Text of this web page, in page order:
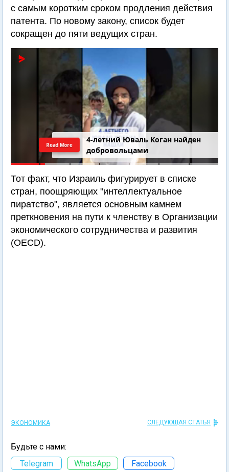
с самым коротким сроком продления действия
патента. По новому закону, список будет
сокращен до пяти ведущих стран.
4-летний Юваль Коган найден
добровольцами
Read More
Тот факт, что Израиль фигурирует в списке
стран, поощряющих "интеллектуальное
пиратство", является основным камнем
преткновения на пути к членству в Организации
экономического сотрудничества и развития
(OECD).
ЭКОНОМИКА СЛЕДУЮЩАЯ СТАТЬЯ
Будьте с нами:
Telegram
WhatsApp Facebook